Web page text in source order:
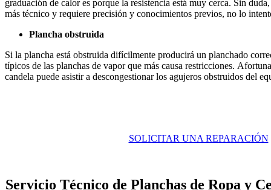
graduación de calor es porque la resistencia está muy cerca. Sin
más técnico y requiere precisión y conocimientos previos, no lo
Plancha obstruida
Si la plancha está obstruida difícilmente producirá un planchado
típicos de las planchas de vapor que más causa restricciones.
candela puede asistir a descongestionar los agujeros obstruidos del
SOLICITAR UNA REPARACIÓN
Servicio Técnico de Planchas de Ropa y